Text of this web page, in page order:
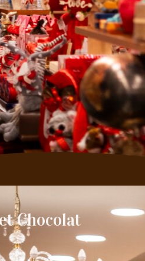
Chocolat